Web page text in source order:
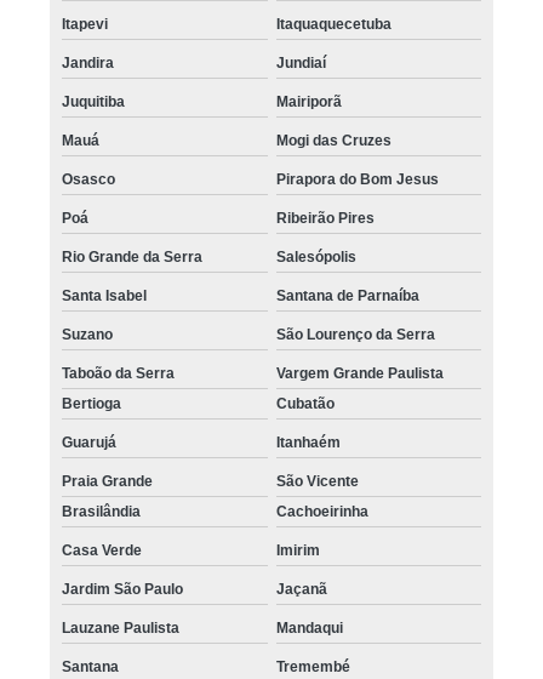
Itapevi Itaquaquecetuba
Jandira Jundiaí
Juquitiba Mairiporã
Mauá Mogi das Cruzes
Osasco Pirapora do Bom Jesus
Poá Ribeirão Pires
Rio Grande da Serra Salesópolis
Santa Isabel Santana de Parnaíba
Suzano São Lourenço da Serra
Taboão da Serra
Vargem Grande Paulista
Bertioga
Cubatão
Guarujá Itanhaém
Praia Grande
São Vicente
Brasilândia
Cachoeirinha
Casa Verde Imirim
Jardim São Paulo Jaçanã
Lauzane Paulista Mandaqui
Santana Tremembé